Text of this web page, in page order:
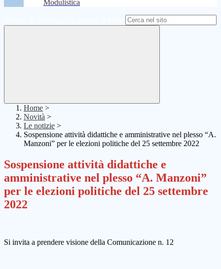
Modulistica
Home >
Novità >
Le notizie >
Sospensione attività didattiche e amministrative nel plesso “A.
Manzoni” per le elezioni politiche del 25 settembre 2022
Sospensione attività didattiche e
amministrative nel plesso “A. Manzoni”
per le elezioni politiche del 25 settembre
2022
Si invita a prendere visione della Comunicazione n. 12